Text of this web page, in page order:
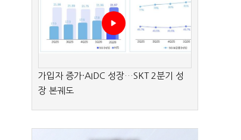
가입자 증가·AIDC 성장…SKT 2분기 성
장 본궤도